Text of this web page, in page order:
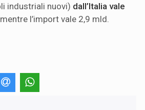
industriali nuovi) dall’Italia vale
l’import vale 2,9 mld.